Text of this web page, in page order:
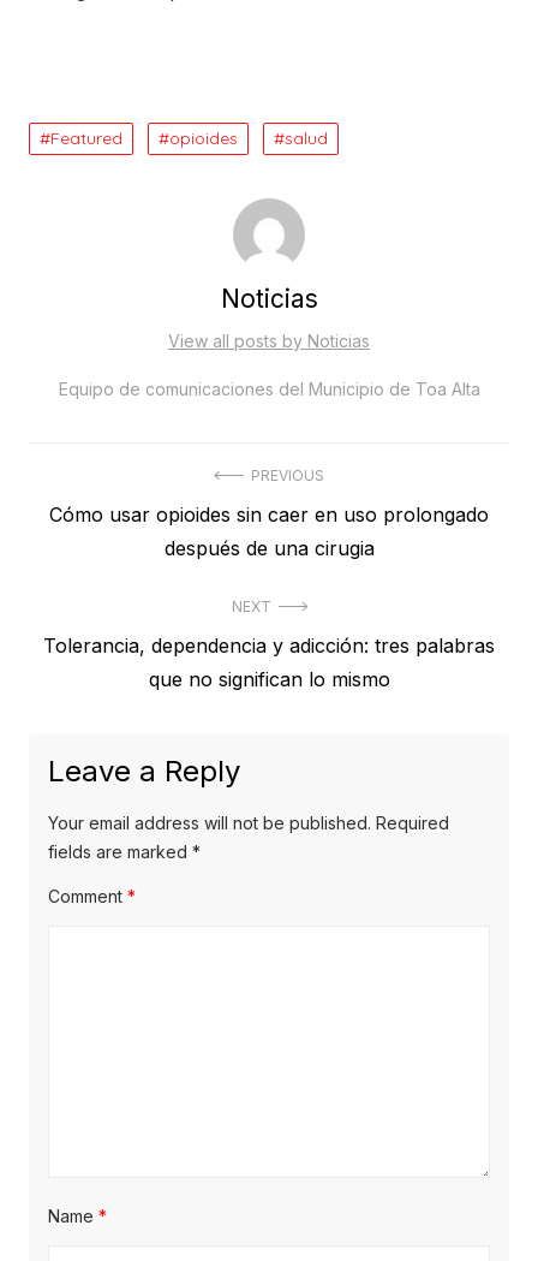
Featured opioides salud
Noticias
View all posts by Noticias
Equipo de comunicaciones del Municipio de Toa Alta
navigation
PREVIOUS
Previous
Cómo usar opioides sin caer en uso prolongado
después de una cirugia
NEXT
Next
Tolerancia, dependencia y adicción: tres palabras
que no significan lo mismo
Leave a Reply
Your email address will not be published. Required
fields are marked *
Comment *
Name *